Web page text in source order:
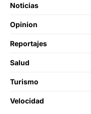
Noticias
Opinion
Reportajes
Salud
Turismo
Velocidad